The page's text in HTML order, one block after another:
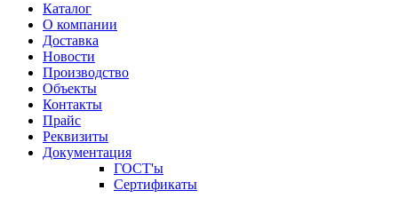
Каталог
О компании
Доставка
Новости
Производство
Объекты
Контакты
Прайс
Реквизиты
Документация
ГОСТ'ы
Сертификаты